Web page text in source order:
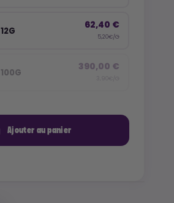
12G 62,40 €
5,20€/G
100G 390,00 €
Ajouter au panier